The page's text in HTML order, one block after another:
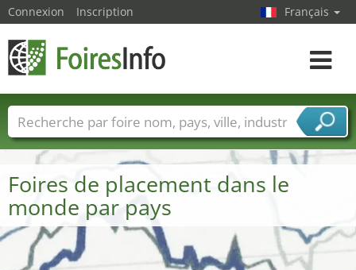
Foires de placement dans le
monde par pays
Connexion Inscription Français
Toggle
Foire noms Pays Villes
Secteurs de foire
Secteurs du fournisseur de services